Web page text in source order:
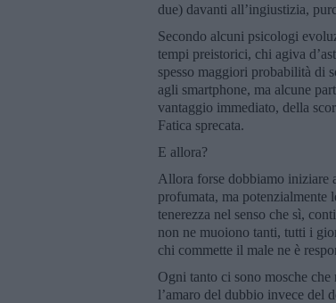
due) davanti all’ingiustizia,
Secondo alcuni psicologi
tempi preistorici, chi agiva
spesso maggiori probabilità di
agli smartphone, ma alcune
vantaggio immediato, della
Fatica sprecata.
E allora?
Allora forse dobbiamo iniziare
profumata, ma potenzialmente
tenerezza nel senso che sì,
non ne muoiono tanti, tutti i
chi commette il male ne è
Ogni tanto ci sono mosche
l’amaro del dubbio invece del